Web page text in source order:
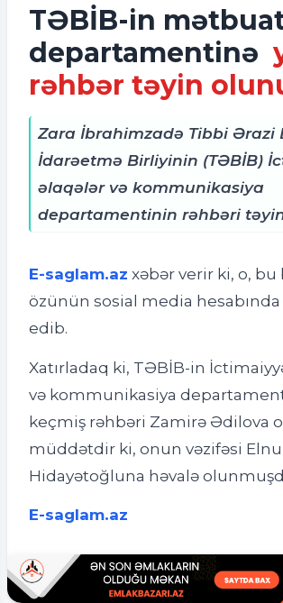
TƏBİB-in
departamentinə
rəhbər təyin
Zara İbrahimzadə Tibbi Ərazi
İdarəetmə Birliyinin (TƏBİB)
əlaqələr və kommunikasiya
departamentinin rəhbəri
E-saglam.az xəbər verir ki, o, bu
özünün sosial media hesabında
edib.
Xatırladaq ki, TƏBİB-in
və kommunikasiya
keçmiş rəhbəri Zamirə Ədilova
müddətdir ki, onun vəzifəsi
Hidayətoğluna həvalə
E-saglam.az